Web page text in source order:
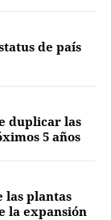
de país
duplicar las
5 años
las plantas
la expansión